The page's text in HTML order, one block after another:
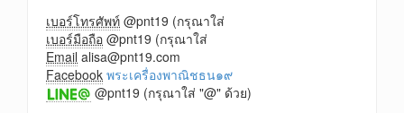
เบอร์โทรศัพท์ @pnt19 (กรุณาใส่
เบอร์มือถือ @pnt19 (กรุณาใส่
Email alisa@pnt19.com
Facebook พระเครื่องพาณิชธน๑๙
@pnt19 (กรุณาใส่ "@" ด้วย)